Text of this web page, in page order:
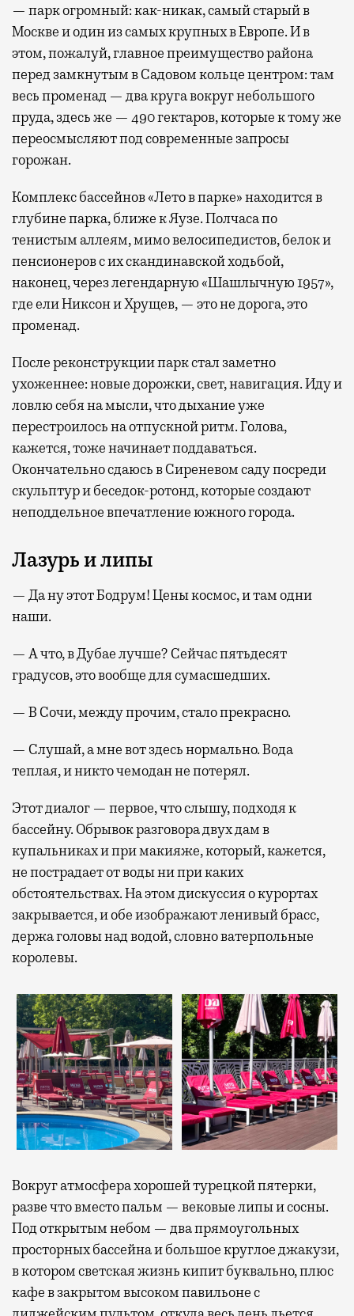
— парк огромный: как-никак, самый старый в
Москве и один из самых крупных в Европе. И в
этом, пожалуй, главное преимущество района
перед замкнутым в Садовом кольце центром: там
весь променад — два круга вокруг небольшого
пруда, здесь же — 490 гектаров, которые к тому же
переосмысляют под современные запросы
горожан.
Комплекс бассейнов «Лето в парке» находится в
глубине парка, ближе к Яузе. Полчаса по
тенистым аллеям, мимо велосипедистов, белок и
пенсионеров с их скандинавской ходьбой,
наконец, через легендарную «Шашлычную 1957»,
где ели Никсон и Хрущев, — это не дорога, это
променад.
После реконструкции парк стал заметно
ухоженнее: новые дорожки, свет, навигация. Иду и
ловлю себя на мысли, что дыхание уже
перестроилось на отпускной ритм. Голова,
кажется, тоже начинает поддаваться.
Окончательно сдаюсь в Сиреневом саду посреди
скульптур и беседок-ротонд, которые создают
неподдельное впечатление южного города.
Лазурь и липы
— Да ну этот Бодрум! Цены космос, и там одни
наши.
— А что, в Дубае лучше? Сейчас пятьдесят
градусов, это вообще для сумасшедших.
— В Сочи, между прочим, стало прекрасно.
— Слушай, а мне вот здесь нормально. Вода
теплая, и никто чемодан не потерял.
Этот диалог — первое, что слышу, подходя к
бассейну. Обрывок разговора двух дам в
купальниках и при макияже, который, кажется,
не пострадает от воды ни при каких
обстоятельствах. На этом дискуссия о курортах
закрывается, и обе изображают ленивый брасс,
держа головы над водой, словно ватерпольные
королевы.
Вокруг атмосфера хорошей турецкой пятерки,
разве что вместо пальм — вековые липы и сосны.
Под открытым небом — два прямоугольных
просторных бассейна и большое круглое джакузи,
в котором светская жизнь кипит буквально, плюс
кафе в закрытом высоком павильоне с